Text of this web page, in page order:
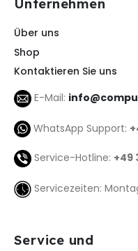
Unternehmen
Über uns
Shop
Kontaktieren Sie uns
E-Mail:
WhatsApp Support:
Service-Hotline: +49
Servicezeiten:
Service und